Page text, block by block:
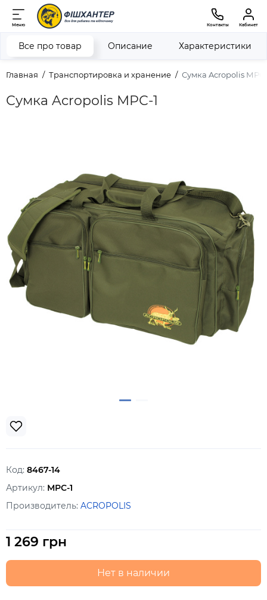
Меню Контакты Кабинет
Главная Транспортировка и хранение Сумка Acropolis
Сумка Acropolis МРС-1
Все про товар Описание Характеристики
Код: 8467-14
Артикул: МРС-1
Производитель: ACROPOLIS
1 269 грн
Нет в наличии